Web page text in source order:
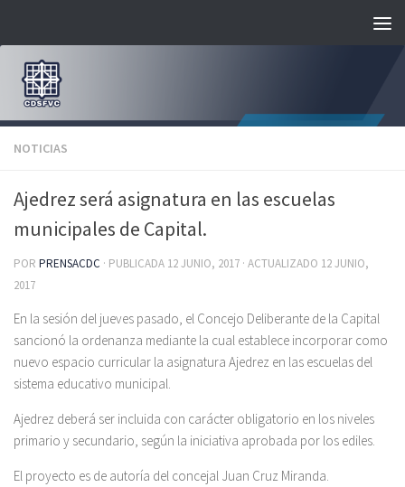
NOTICIAS
Ajedrez será asignatura en las escuelas
municipales de Capital.
POR PRENSACDC · PUBLICADA 12 JUNIO, 2017 · ACTUALIZADO 12 JUNIO,
2017
En la sesión del jueves pasado, el Concejo Deliberante de la Capital
sancionó la ordenanza mediante la cual establece incorporar como
nuevo espacio curricular la asignatura Ajedrez en las escuelas del
sistema educativo municipal.
Ajedrez deberá ser incluida con carácter obligatorio en los niveles
primario y secundario, según la iniciativa aprobada por los ediles.
El proyecto es de autoría del concejal Juan Cruz Miranda.